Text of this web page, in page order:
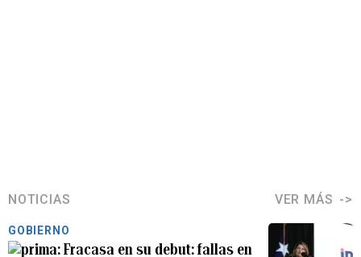
NOTICIAS VER MÁS
GOBIERNO
Fracasa en su debut: fallas en